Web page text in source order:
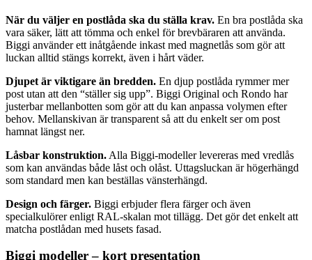
När du väljer en postlåda ska du ställa krav. En bra postlåda ska
vara säker, lätt att tömma och enkel för brevbäraren att använda.
Biggi använder ett inåtgående inkast med magnetlås som gör att
luckan alltid stängs korrekt, även i hårt väder.
Djupet är viktigare än bredden. En djup postlåda rymmer mer
post utan att den “ställer sig upp”. Biggi Original och Rondo har
justerbar mellanbotten som gör att du kan anpassa volymen efter
behov. Mellanskivan är transparent så att du enkelt ser om post
hamnat längst ner.
Låsbar konstruktion. Alla Biggi‑modeller levereras med vredlås
som kan användas både låst och olåst. Uttagsluckan är högerhängd
som standard men kan beställas vänsterhängd.
Design och färger. Biggi erbjuder flera färger och även
specialkulörer enligt RAL‑skalan mot tillägg. Det gör det enkelt att
matcha postlådan med husets fasad.
Biggi modeller – kort presentation